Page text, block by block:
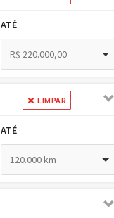
ATÉ
R$ 220.000,00
LIMPAR
ATÉ
120.000 km